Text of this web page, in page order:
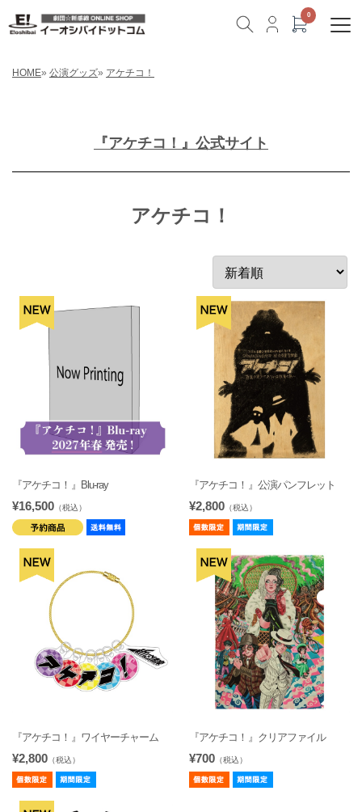
HOME» 公演グッズ» アケチコ！
『アケチコ！』公式サイト
アケチコ！
『アケチコ！』Blu-ray
¥16,500 （税込）
『アケチコ！』公演パンフレット
¥2,800 （税込）
『アケチコ！』ワイヤーチャーム
¥2,800 （税込）
『アケチコ！』クリアファイル
¥700 （税込）